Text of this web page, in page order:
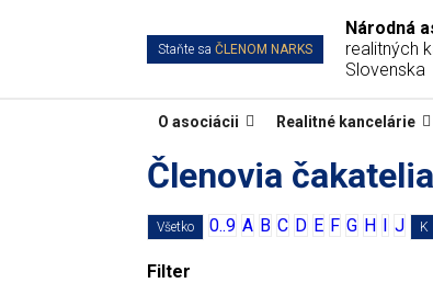
Staňte saČLENOM NARKS
Národná
realitných
Slovenska
O asociácii Realitné kancelárie
Členovia čakatelia
Všetko 0..9 A B C D E F G H I J K
Filter